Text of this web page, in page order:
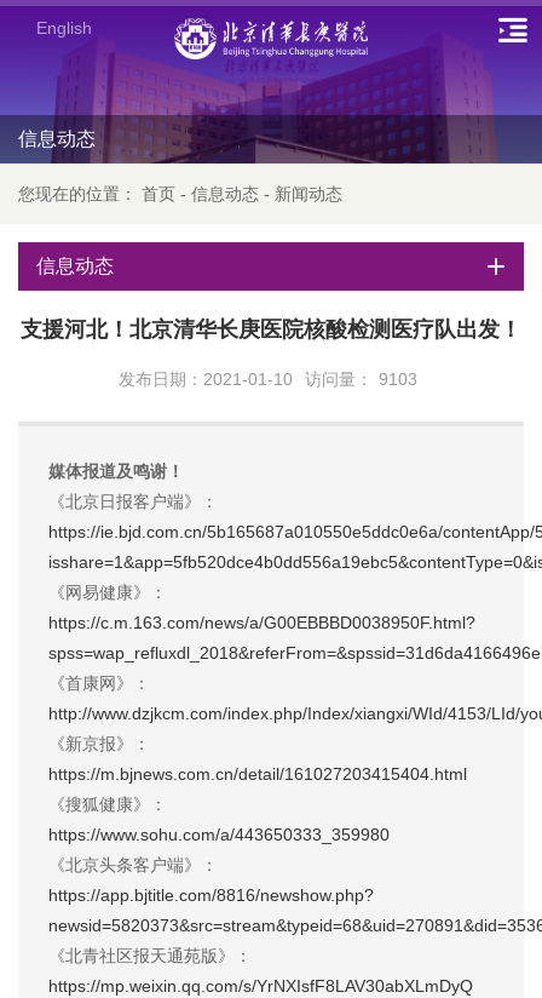
English
信息动态
您现在的位置： 首页 - 信息动态 - 新闻动态
信息动态
支援河北！北京清华长庚医院核酸检测医疗队出发！
发布日期：2021-01-10 访问量： 9103
媒体报道及鸣谢！
《北京日报客户端》：
https://ie.bjd.com.cn/5b165687a010550e5ddc0e6a/
《网易健康》：
https://c.m.163.com/news/a/G00EBBBD0038950F.html?
《首康网》：
http://www.dzjkcm.com/index.php/Index/xiangxi/WId/4153/LId/
《新京报》：
https://m.bjnews.com.cn/detail/161027203415404.html
《搜狐健康》：
https://www.sohu.com/a/443650333_359980
《北京头条客户端》：
https://app.bjtitle.com/8816/newshow.php?
《北青社区报天通苑版》：
https://mp.weixin.qq.com/s/YrNXIsfF8LAV30abXLmDyQ